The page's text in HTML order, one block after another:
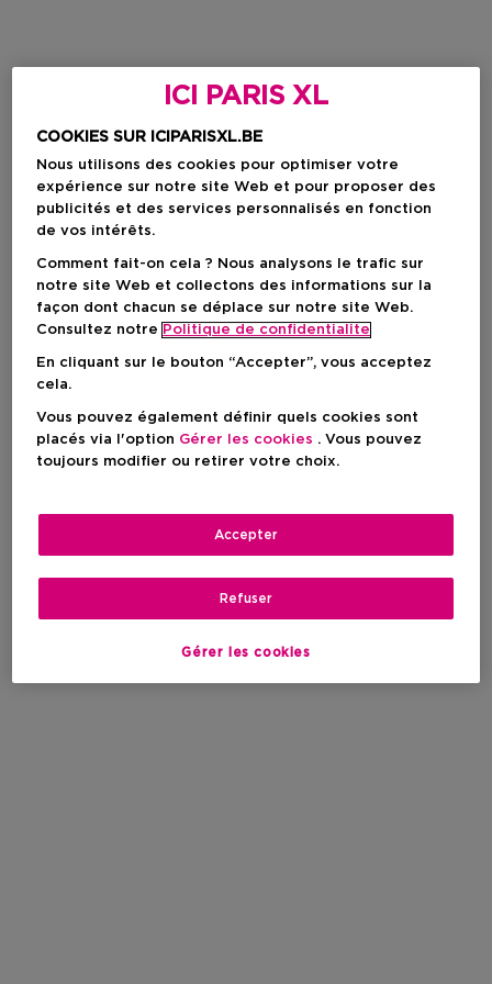
ICI PARIS XL
COOKIES SUR ICIPARISXL.BE
Nous utilisons des cookies pour optimiser votre
expérience sur notre site Web et pour proposer des
publicités et des services personnalisés en fonction
de vos intérêts.
Comment fait-on cela ? Nous analysons le trafic sur
notre site Web et collectons des informations sur la
façon dont chacun se déplace sur notre site Web.
Consultez notre Politique de confidentialite
En cliquant sur le bouton “Accepter”, vous acceptez
cela.
Vous pouvez également définir quels cookies sont
placés via l'option Gérer les cookies . Vous pouvez
toujours modifier ou retirer votre choix.
Gérer les cookies
Refuser
Accepter